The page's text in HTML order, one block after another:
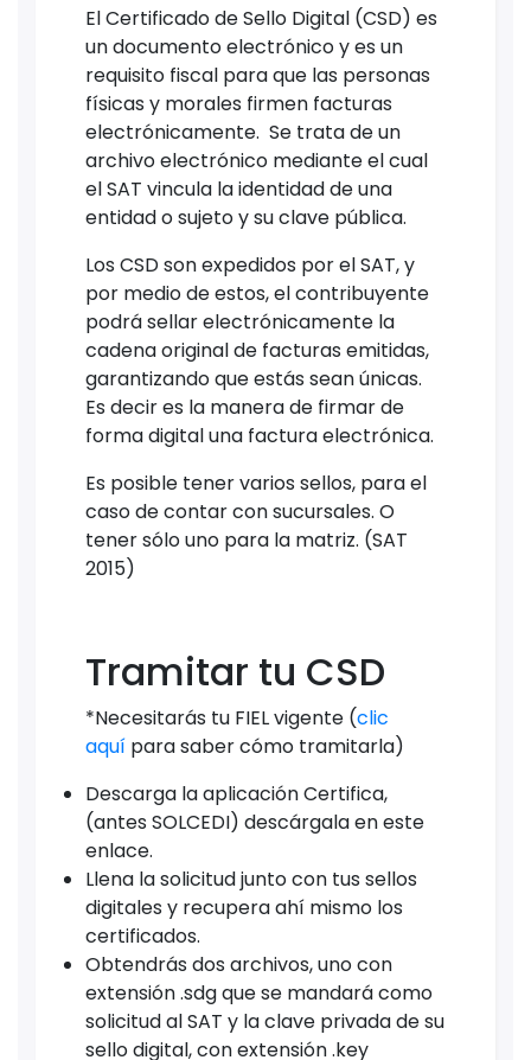
El Certificado de Sello Digital (CSD) es
un documento electrónico y es un
requisito fiscal para que las personas
físicas y morales firmen facturas
electrónicamente. Se trata de un
archivo electrónico mediante el cual
el SAT vincula la identidad de una
entidad o sujeto y su clave pública.
Los CSD son expedidos por el SAT, y
por medio de estos, el contribuyente
podrá sellar electrónicamente la
cadena original de facturas emitidas,
garantizando que estás sean únicas.
Es decir es la manera de firmar de
forma digital una factura electrónica.
Es posible tener varios sellos, para el
caso de contar con sucursales. O
tener sólo uno para la matriz. (SAT
2015)
Tramitar tu CSD
*Necesitarás tu FIEL vigente (clic
aquí para saber cómo tramitarla)
Descarga la aplicación Certifica,
(antes SOLCEDI) descárgala en este
enlace.
Llena la solicitud junto con tus sellos
digitales y recupera ahí mismo los
certificados.
Obtendrás dos archivos, uno con
extensión .sdg que se mandará como
solicitud al SAT y la clave privada de su
sello digital, con extensión .key